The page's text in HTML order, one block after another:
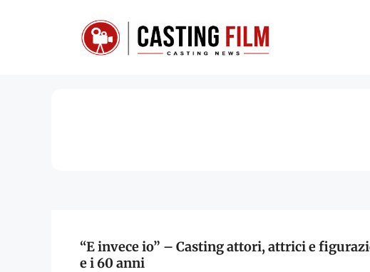
“E invece io” – Casting attori, attrici e
e i 60 anni